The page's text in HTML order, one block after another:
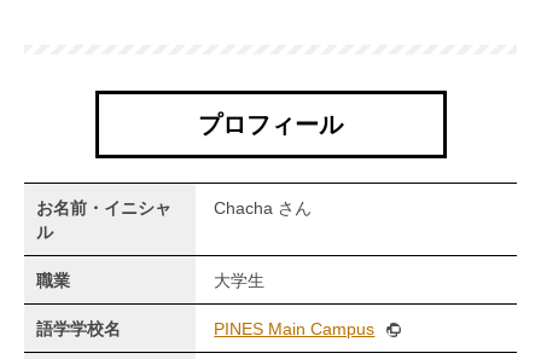
プロフィール
お名前・イニシャ
ル
Chacha さん
職業 大学生
語学学校名 PINES Main Campus